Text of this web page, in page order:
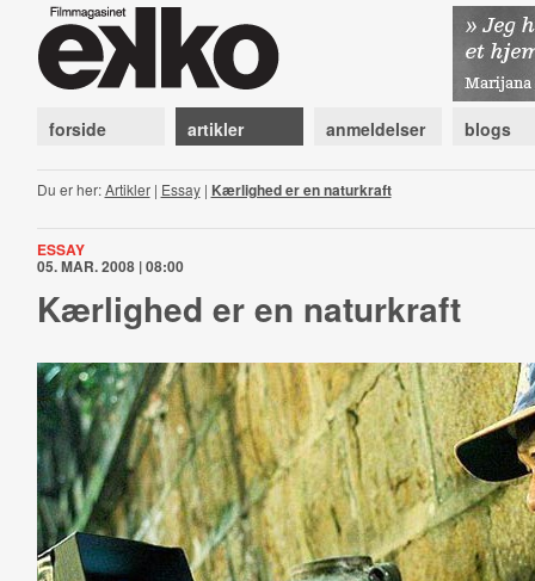
forside artikler anmeldelser blogs
Du er her:Artikler| Essay| Kærlighed er en naturkraft
ESSAY
05. MAR. 2008 | 08:00
Kærlighed er en naturkraft